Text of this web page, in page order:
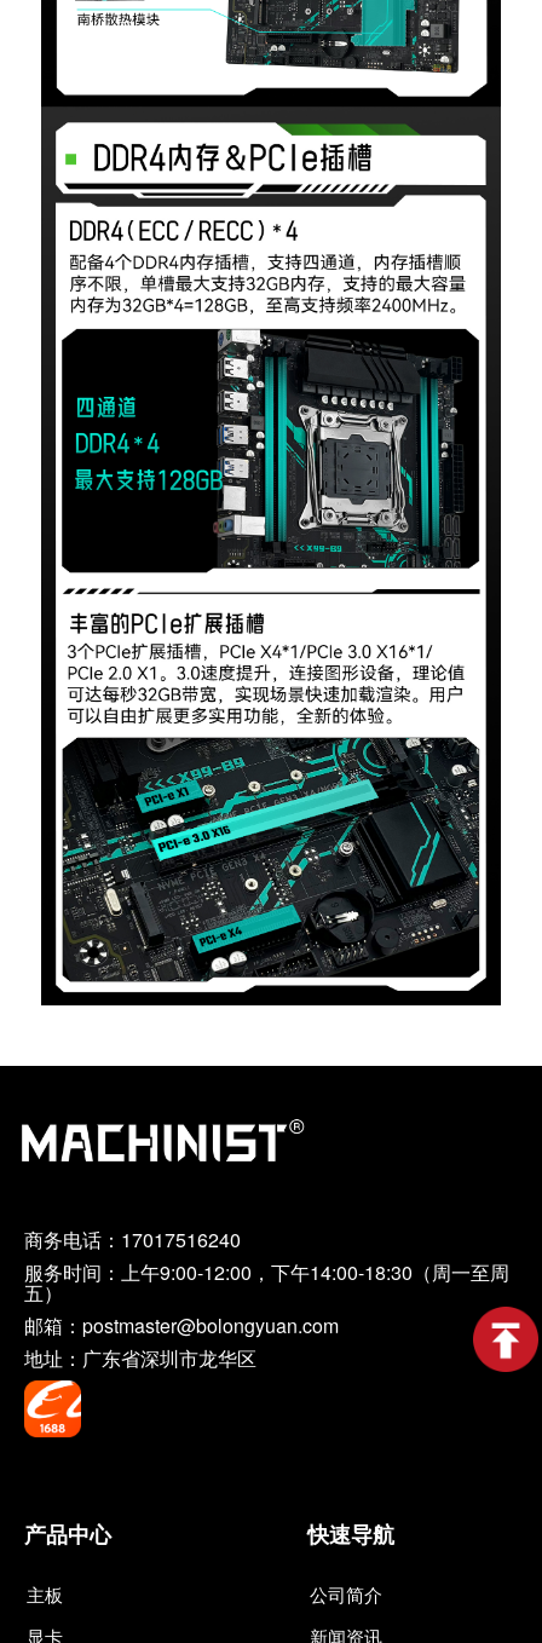
商务电话： 17017516240
服务时间：上午9:00-12:00，下午14:00-18:30（周一至周
五）
邮箱：postmaster@bolongyuan.com
地址：广东省深圳市龙华区
产品中心
主板
显卡
快速导航
公司简介
新闻资讯